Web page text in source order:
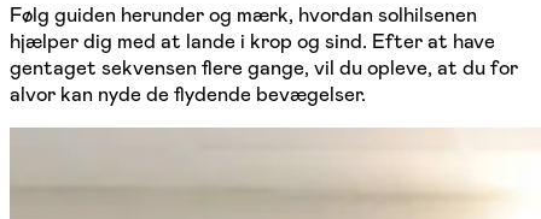
Følg guiden herunder og mærk, hvordan solhilsenen
hjælper dig med at lande i krop og sind. Efter at have
gentaget sekvensen flere gange, vil du opleve, at du for
alvor kan nyde de flydende bevægelser.